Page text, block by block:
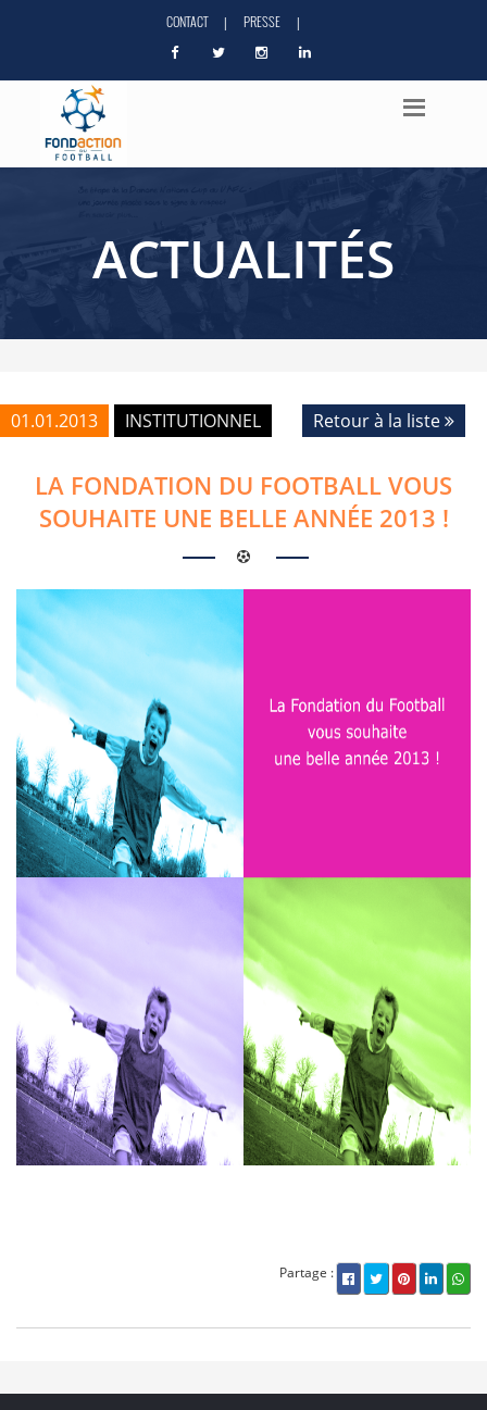
CONTACT | PRESSE |
ACTUALITÉS
01.01.2013 INSTITUTIONNEL Retour à la liste
LA FONDATION DU FOOTBALL VOUS
SOUHAITE UNE BELLE ANNÉE 2013 !
Partage :